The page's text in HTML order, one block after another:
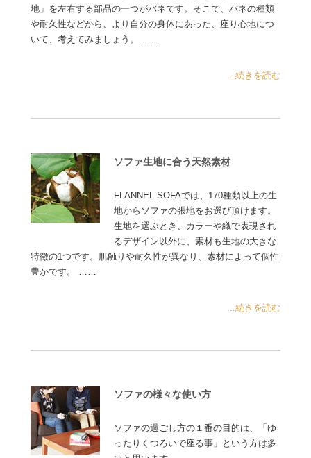
地」を左右する部品の一つがバネです。そこで、バネの種類
や耐久性などから、より自分の身体にあった、座り心地につ
いて、考えてみましょう。 ……
...続きを読む
ソファ生地に合う天然素材
FLANNEL SOFAでは、170種類以上の生
地からソファの張地をお選び頂けます。
生地を選ぶとき、カラーや織で表現され
るデザイン以外に、素材も生地の大きな
特徴の1つです。肌触りや耐久性が異なり、素材によって個性
豊かです。 ……
...続きを読む
ソファの様々な使い方
ソファの過ごし方の１番の目的は、「ゆ
ったりくつろいで座る事」という方は多